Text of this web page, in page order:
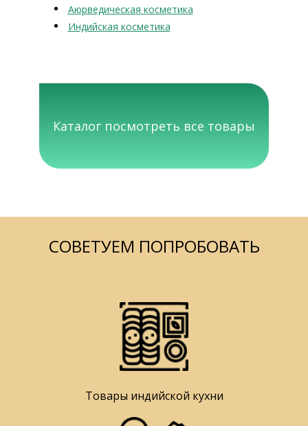
Аюрведическая косметика
Индийская косметика
Каталог посмотреть все товары
СОВЕТУЕМ ПОПРОБОВАТЬ
Товары индийской кухни